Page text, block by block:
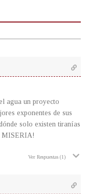
agua un proyecto
exponentes de sus
solo existen tiranías
MISERIA!
Ver Respuestas (1)